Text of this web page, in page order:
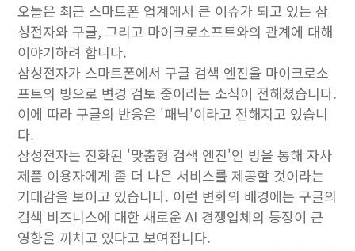
오늘은 최근 스마트폰 업계에서 큰 이슈가 되고 있는 삼
성전자와 구글, 그리고 마이크로소프트와의 관계에 대해
이야기하려 합니다.
삼성전자가 스마트폰에서 구글 검색 엔진을 마이크로소
프트의 빙으로 변경 검토 중이라는 소식이 전해졌습니다.
이에 따라 구글의 반응은 '패닉'이라고 전해지고 있습니
다.
삼성전자는 진화된 '맞춤형 검색 엔진'인 빙을 통해 자사
제품 이용자에게 좀 더 나은 서비스를 제공할 것이라는
기대감을 보이고 있습니다. 이런 변화의 배경에는 구글의
검색 비즈니스에 대한 새로운 AI 경쟁업체의 등장이 큰
영향을 끼치고 있다고 보여집니다.